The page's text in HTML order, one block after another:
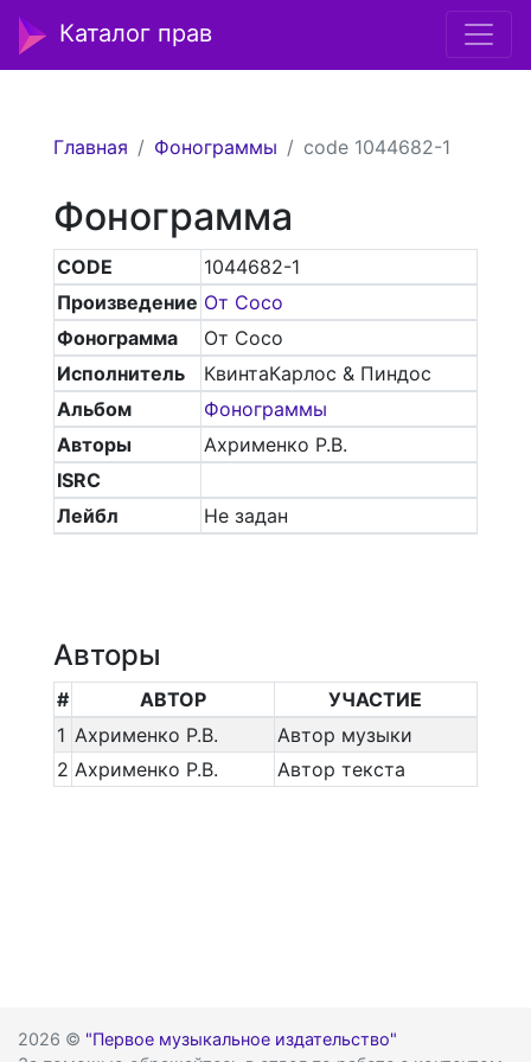
Каталог прав
Главная Фонограммы code 1044682-1
Фонограмма
CODE
1044682-1
Произведение От Сосо
Фонограмма
От Сосо
Исполнитель
КвинтаКарлос & Пиндос
Альбом
Фонограммы
Авторы
Ахрименко Р.В.
ISRC
Лейбл
Не задан
Авторы
# АВТОР
УЧАСТИЕ
1 Ахрименко Р.В.
Автор музыки
2 Ахрименко Р.В. Автор текста
2026 © "Первое музыкальное издательство"